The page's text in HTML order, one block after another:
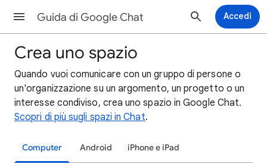
Guida di Google Chat Accedi
Crea uno spazio
Quando vuoi comunicare con un gruppo di persone o
un'organizzazione su un argomento, un progetto o un
interesse condiviso, crea uno spazio in Google Chat.
Scopri di più sugli spazi in Chat.
Computer Android iPhone e iPad